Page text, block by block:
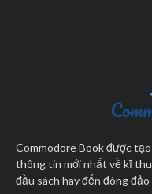
Commodore Book được
thông tin mới nhất về kĩ
đầu sách hay đến đông